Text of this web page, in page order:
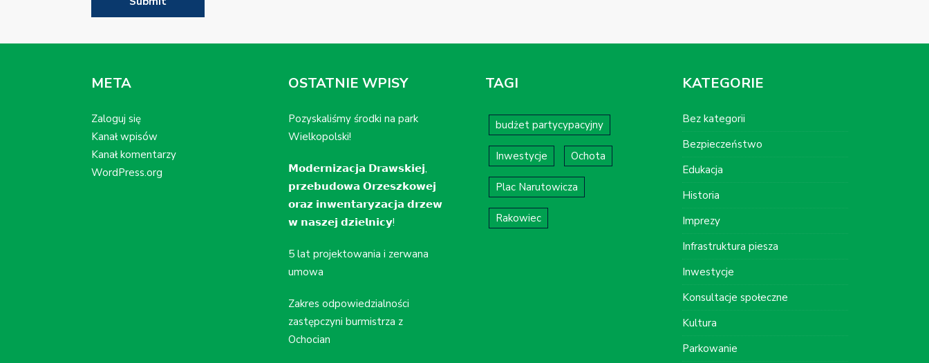
META
Zaloguj się
Kanał wpisów
Kanał komentarzy
WordPress.org
OSTATNIE WPISY
Pozyskaliśmy środki na park
Wielkopolski!
𝗠𝗼𝗱𝗲𝗿𝗻𝗶𝘇𝗮𝗰𝗷𝗮 𝗗𝗿𝗮𝘄𝘀𝗸𝗶𝗲𝗷,
𝗽𝗿𝘇𝗲𝗯𝘂𝗱𝗼𝘄𝗮 𝗢𝗿𝘇𝗲𝘀𝘇𝗸𝗼𝘄𝗲𝗷
𝗼𝗿𝗮𝘇 𝗶𝗻𝘄𝗲𝗻𝘁𝗮𝗿𝘆𝘇𝗮𝗰𝗷𝗮 𝗱𝗿𝘇𝗲𝘄
𝘄 𝗻𝗮𝘀𝘇𝗲𝗷 𝗱𝘇𝗶𝗲𝗹𝗻𝗶𝗰𝘆!
5 lat projektowania i zerwana
umowa
Zakres odpowiedzialności
zastępczyni burmistrza z
Ochocian
TAGI
budżet partycypacyjny
Inwestycje Ochota
Plac Narutowicza
Rakowiec
KATEGORIE
Bez kategorii
Bezpieczeństwo
Edukacja
Historia
Imprezy
Infrastruktura piesza
Inwestycje
Konsultacje społeczne
Kultura
Parkowanie